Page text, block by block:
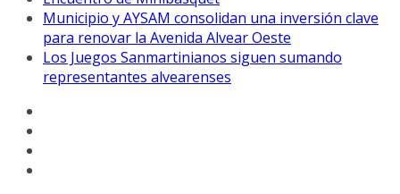
Municipio y AYSAM consolidan una inversión clave
para renovar la Avenida Alvear Oeste
Los Juegos Sanmartinianos siguen sumando
representantes alvearenses